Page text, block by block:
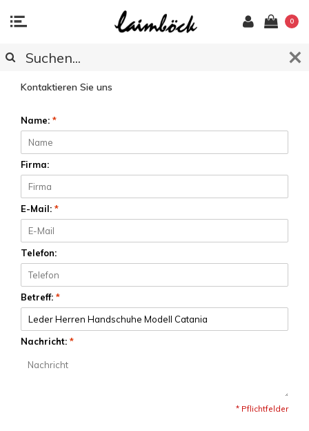
0
KUNDENDIENST
Kontaktieren Sie uns
Name: *
Firma:
E-Mail: *
Telefon:
Betreff: *
Nachricht: *
* Pflichtfelder